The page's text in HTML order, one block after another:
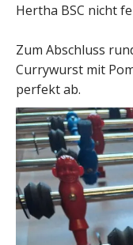
Hertha BSC nicht
Zum Abschluss
Currywurst mit
perfekt ab.